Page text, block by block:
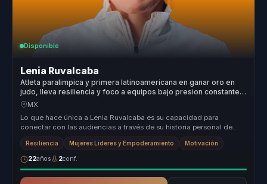
Disponible
Lenia Ruvalcaba
Atleta paralimpica y primera latinoamericana en ganar oro en
judo, lleva resiliencia y foco a equipos bajo presion constante y
real.
MX
Lo que hace única a Lenia Ruvalcaba es su capacidad para
conectar con las audiencias a través de su historia personal de
superación y éxi...
Resiliencia Mujeres Líderes y Empoderamiento Motivación
22años 2conf.